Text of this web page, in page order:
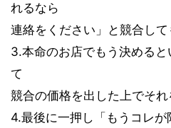
れるなら
連絡をください」と競合して
3.本命のお店でもう決める
て
競合の価格を出した上でそ
4.最後に一押し「もうコレ